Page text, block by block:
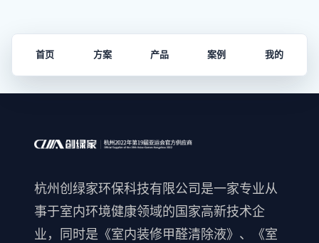
首页 方案 产品 案例 我的
杭州创绿家环保科技有限公司是一家专业从
事于室内环境健康领域的国家高新技术企
业，同时是《室内装修甲醛清除液》、《室